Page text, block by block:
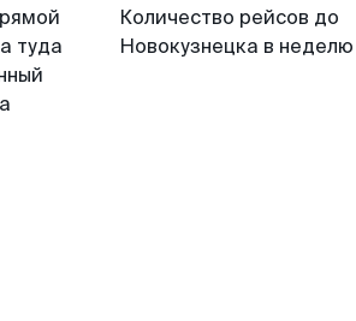
туда
Количество рейсов до
Новокузнецка в неделю